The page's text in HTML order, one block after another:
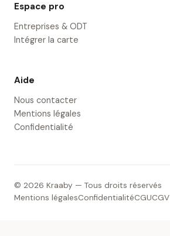
Espace pro
Entreprises & ODT
Intégrer la carte
Aide
Nous contacter
Mentions légales
Confidentialité
© 2026 Kraaby — Tous droits réservés
Mentions légalesConfidentialitéCGUCGV